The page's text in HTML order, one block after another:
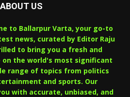
ABOUT US
to Ballarpur Varta, your go-to
news, curated by Editor Raju
to bring you a fresh and
the world's most significant
range of topics from politics
and sports. Our
with accurate, unbiased, and